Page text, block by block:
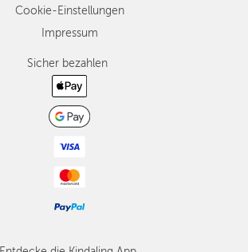
Cookie-Einstellungen
Impressum
Sicher bezahlen